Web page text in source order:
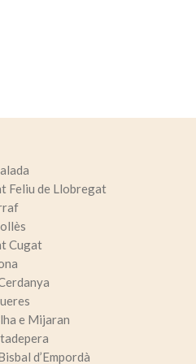
Feliu de Llobregat
Cugat
e Mijaran
d’Empordà